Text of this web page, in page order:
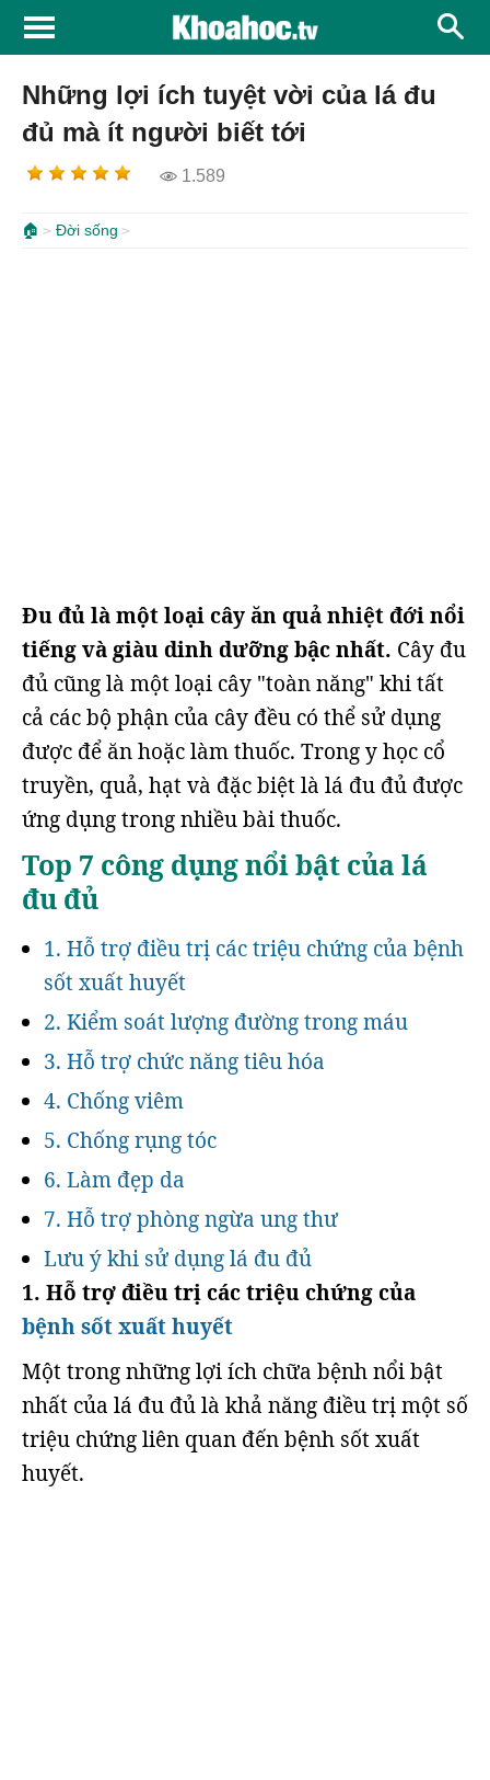
Những lợi ích tuyệt vời của lá đu
đủ mà ít người biết tới
1.589
🏠 Đời sống
Đu đủ là một loại cây ăn quả nhiệt đới nổi
tiếng và giàu dinh dưỡng bậc nhất. Cây đu
đủ cũng là một loại cây "toàn năng" khi tất
cả các bộ phận của cây đều có thể sử dụng
được để ăn hoặc làm thuốc. Trong y học cổ
truyền, quả, hạt và đặc biệt là lá đu đủ được
ứng dụng trong nhiều bài thuốc.
Top 7 công dụng nổi bật của lá
đu đủ
1. Hỗ trợ điều trị các triệu chứng của bệnh
sốt xuất huyết
2. Kiểm soát lượng đường trong máu
3. Hỗ trợ chức năng tiêu hóa
4. Chống viêm
5. Chống rụng tóc
6. Làm đẹp da
7. Hỗ trợ phòng ngừa ung thư
Lưu ý khi sử dụng lá đu đủ
1. Hỗ trợ điều trị các triệu chứng của
bệnh sốt xuất huyết
Một trong những lợi ích chữa bệnh nổi bật
nhất của lá đu đủ là khả năng điều trị một số
triệu chứng liên quan đến bệnh sốt xuất
huyết.